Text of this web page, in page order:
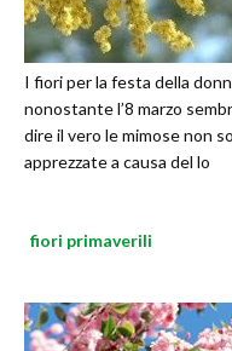
I fiori per la festa della
nonostante l’8 marzo
dire il vero le mimose non
apprezzate a causa del lo
fiori primaverili